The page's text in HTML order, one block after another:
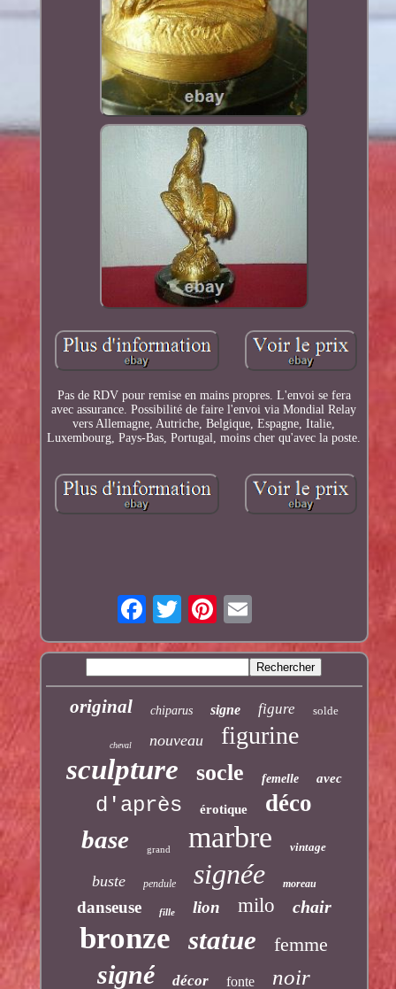
Pas de RDV pour remise en mains propres. L'envoi se fera
avec assurance. Possibilité de faire l'envoi via Mondial Relay
vers Allemagne, Autriche, Belgique, Espagne, Italie,
Luxembourg, Pays-Bas, Portugal, moins cher qu'avec la poste.
original chiparus signe figure solde
cheval nouveau figurine
sculpture socle femelle avec
d'après érotique déco
base grand marbre vintage
buste pendule signée moreau
danseuse fille lion milo chair
bronze statue femme
signé décor fonte noir